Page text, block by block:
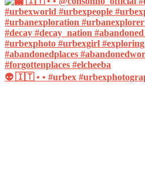
👽 🇮🇹 • • #urbex